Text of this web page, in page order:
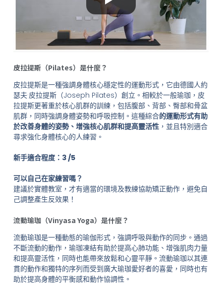
皮拉提斯（Pilates）是什麼？
皮拉提斯是一種強調身體核心穩定性的運動形式，它由德國人約
瑟夫·皮拉提斯（Joseph Pilates）創立。相較於一般瑜珈，皮
拉提斯更著重於核心肌群的訓練，包括腹部、背部、臀部和骨盆
肌群，同時強調身體姿勢和呼吸控制。這種綜合的運動形式有助
於改善身體的姿勢、增強核心肌群和提高靈活性，並且特別適合
尋求強化身體核心的人練習。
新手適合程度：3 /5
可以自己在家練習嗎？
建議於實體教室，才有適當的環境及教練協助矯正動作，避免自
己調整產生反效果！
流動瑜珈（Vinyasa Yoga）是什麼？
流動瑜珈是一種動態的瑜伽形式，強調呼吸與動作的同步。通過
不斷流動的動作，瑜珈凍結有助於提高心肺功能、增強肌肉力量
和提高靈活性，同時也能帶來放鬆和心靈平靜。流動瑜珈以其連
貫的動作和獨特的序列而受到廣大瑜珈愛好者的喜愛，同時也有
助於提高身體的平衡感和動作協調性。